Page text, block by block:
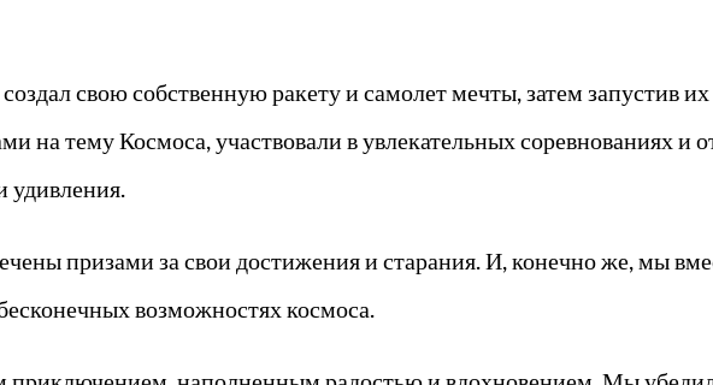
свою собственную ракету и самолет мечты, затем запустив
на тему Космоса, участвовали в увлекательных соревнованиях и
удивления.
призами за свои достижения и старания. И, конечно же, мы
возможностях космоса.